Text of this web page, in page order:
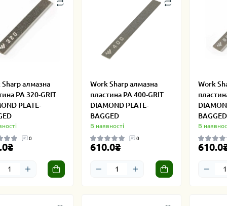
алмазна
PA 320-GRIT
PLATE-
0
Work Sharp алмазна
пластина PA 400-GRIT
DIAMOND PLATE-
BAGGED
В наявності
0
610.0₴
Work
BAGGED
В